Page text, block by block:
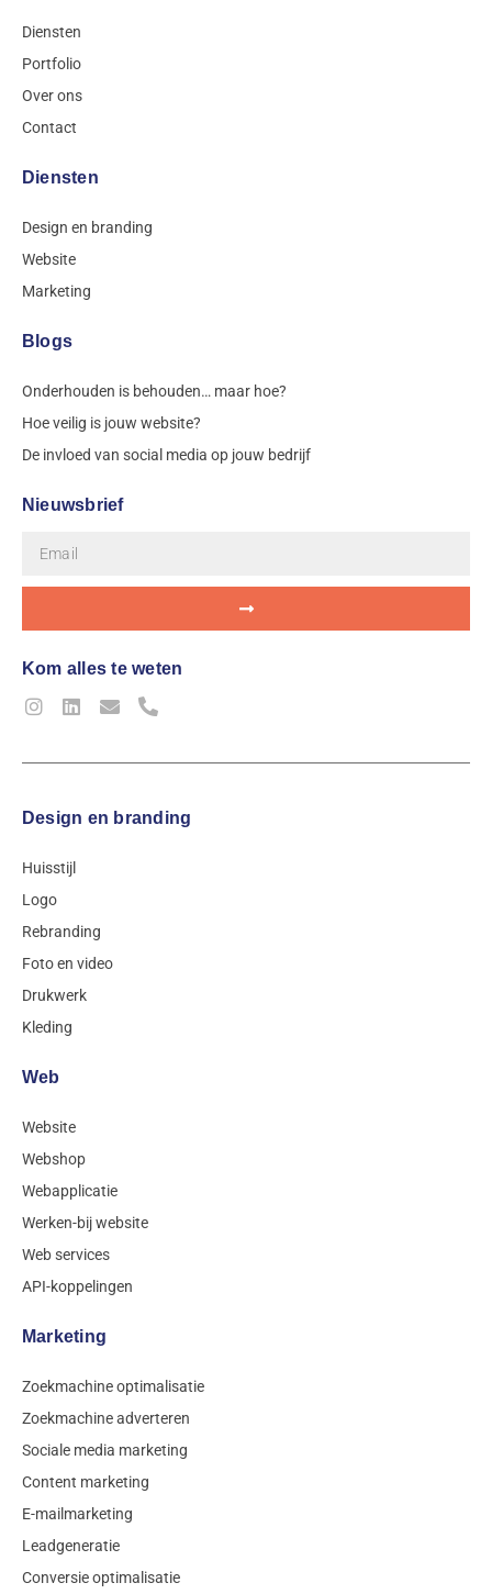
Diensten
Portfolio
Over ons
Contact
Diensten
Design en branding
Website
Marketing
Blogs
Onderhouden is behouden… maar hoe?
Hoe veilig is jouw website?
De invloed van social media op jouw bedrijf
Nieuwsbrief
Kom alles te weten
Design en branding
Huisstijl
Logo
Rebranding
Foto en video
Drukwerk
Kleding
Web
Website
Webshop
Webapplicatie
Werken-bij website
Web services
API-koppelingen
Marketing
Zoekmachine optimalisatie
Zoekmachine adverteren
Sociale media marketing
Content marketing
E-mailmarketing
Leadgeneratie
Conversie optimalisatie